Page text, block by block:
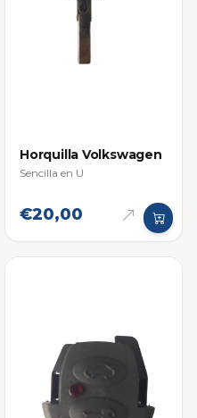
Horquilla Volkswagen
Sencilla en U
€20,00